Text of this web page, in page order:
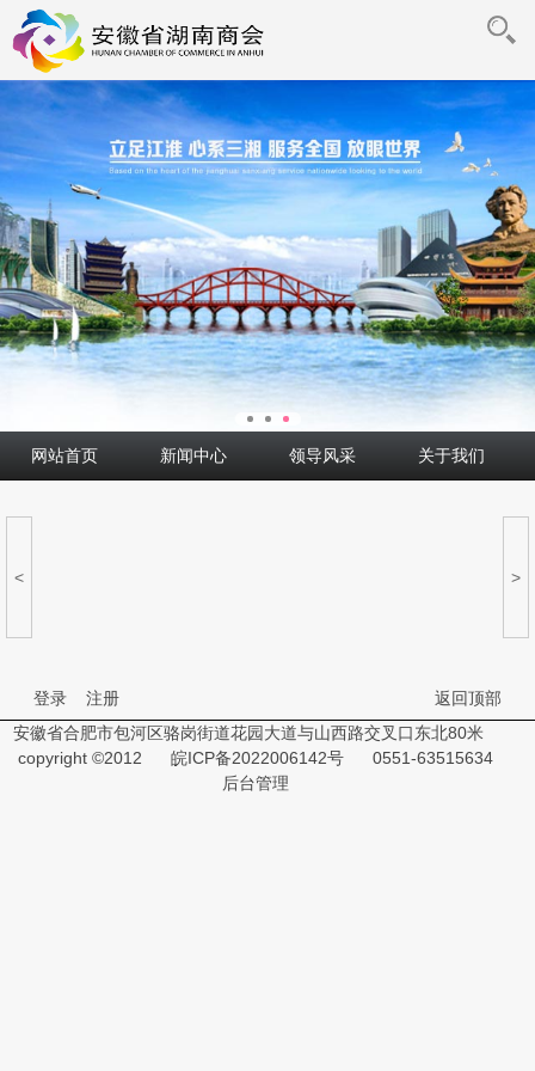
网站首页 新闻中心 领导风采 关于我们
< >
登录 注册
返回顶部
安徽省合肥市包河区骆岗街道花园大道与山西路交叉口东北80米
copyright ©2012
皖ICP备2022006142号
0551-63515634
后台管理